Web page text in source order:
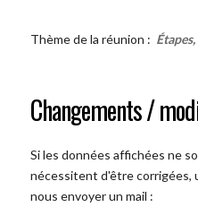
Thème de la réunion :
Changements /
Si les données affichées ne
nécessitent d'être corrigées,
nous envoyer un mail :